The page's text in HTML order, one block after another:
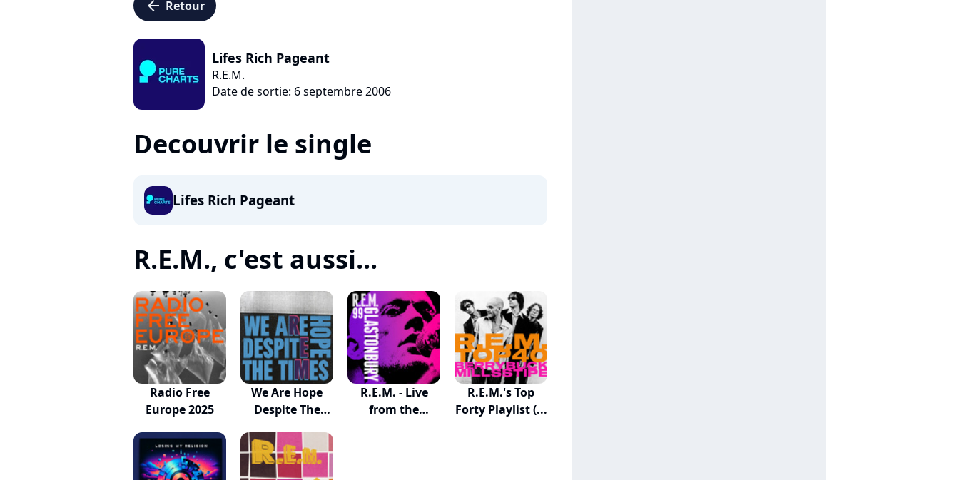
arrow_left Retour
Lifes Rich Pageant
R.E.M.
Date de sortie: 6 septembre 2006
Decouvrir le single
Lifes Rich Pageant
R.E.M., c'est aussi...
Radio Free
Europe 2025
We Are Hope
Despite The
R.E.M. - Live
from the
R.E.M.'s Top
Forty Playlist (...